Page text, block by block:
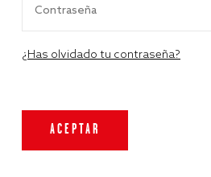
¿Has olvidado tu contraseña?